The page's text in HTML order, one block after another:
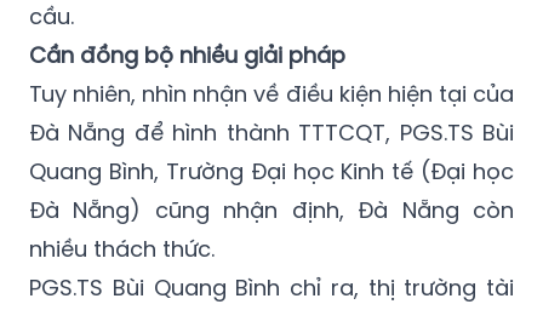
cầu.
Cần đồng bộ nhiều giải pháp
Tuy nhiên, nhìn nhận về điều kiện hiện tại của
Đà Nẵng để hình thành TTTCQT, PGS.TS Bùi
Quang Bình, Trường Đại học Kinh tế (Đại học
Đà Nẵng) cũng nhận định, Đà Nẵng còn
nhiều thách thức.
PGS.TS Bùi Quang Bình chỉ ra, thị trường tài